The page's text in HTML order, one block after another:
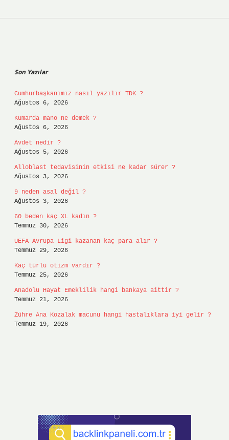
Son Yazılar
Cumhurbaşkanımız nasıl yazılır TDK ?
Ağustos 6, 2026
Kumarda mano ne demek ?
Ağustos 6, 2026
Avdet nedir ?
Ağustos 5, 2026
Alloblast tedavisinin etkisi ne kadar sürer ?
Ağustos 3, 2026
9 neden asal değil ?
Ağustos 3, 2026
60 beden kaç XL kadın ?
Temmuz 30, 2026
UEFA Avrupa Ligi kazanan kaç para alır ?
Temmuz 29, 2026
Kaç türlü otizm vardır ?
Temmuz 25, 2026
Anadolu Hayat Emeklilik hangi bankaya aittir ?
Temmuz 21, 2026
Zühre Ana Kozalak macunu hangi hastalıklara iyi gelir ?
Temmuz 19, 2026